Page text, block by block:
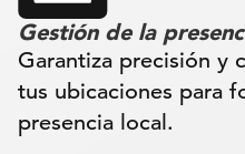
Gestión de la
Garantiza precisión y
tus ubicaciones para
presencia local.